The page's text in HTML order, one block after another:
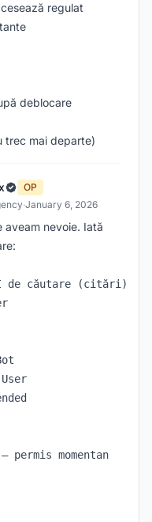
regulat
deblocare
trec mai departe)
OP
·January 6, 2026
nevoie. Iată
de căutare (citări)
permis momentan